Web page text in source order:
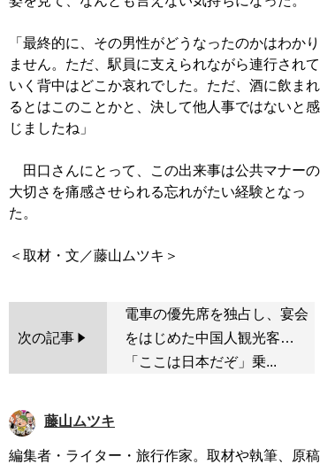
「最終的に、その男性がどうなったのかはわかり
ません。ただ、駅員に支えられながら連行されて
いく背中はどこか哀れでした。ただ、酒に飲まれ
るとはこのことかと、決して他人事ではないと感
じましたね」
田口さんにとって、この出来事は公共マナーの
大切さを痛感させられる忘れがたい経験となっ
た。
次の記事
電車の優先席を独占し、宴会
をはじめた中国人観光客…
「ここは日本だぞ」乗...
藤山ムツキ
編集者・ライター・旅行作家。取材や執筆、原稿